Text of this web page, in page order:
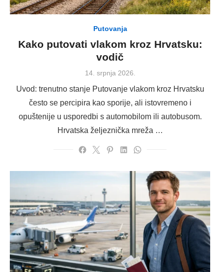
Putovanja
Kako putovati vlakom kroz Hrvatsku:
vodič
Posted
14. srpnja 2026.
Uvod: trenutno stanje Putovanje vlakom kroz Hrvatsku
često se percipira kao sporije, ali istovremeno i
opuštenije u usporedbi s automobilom ili autobusom.
Hrvatska željeznička mreža …